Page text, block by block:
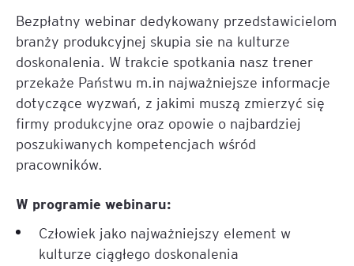
Bezpłatny webinar dedykowany przedstawicielom
branży produkcyjnej skupia sie na kulturze
doskonalenia. W trakcie spotkania nasz trener
przekaże Państwu m.in najważniejsze informacje
dotyczące wyzwań, z jakimi muszą zmierzyć się
firmy produkcyjne oraz opowie o najbardziej
poszukiwanych kompetencjach wśród
pracowników.
W programie webinaru:
Człowiek jako najważniejszy element w
kulturze ciągłego doskonalenia